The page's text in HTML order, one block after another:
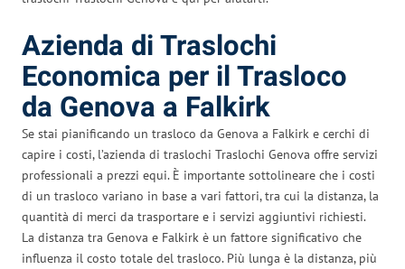
Azienda di Traslochi
Economica per il Trasloco
da Genova a Falkirk
Se stai pianificando un trasloco da Genova a Falkirk e cerchi di
capire i costi, l’azienda di traslochi Traslochi Genova offre servizi
professionali a prezzi equi. È importante sottolineare che i costi
di un trasloco variano in base a vari fattori, tra cui la distanza, la
quantità di merci da trasportare e i servizi aggiuntivi richiesti.
La distanza tra Genova e Falkirk è un fattore significativo che
influenza il costo totale del trasloco. Più lunga è la distanza, più